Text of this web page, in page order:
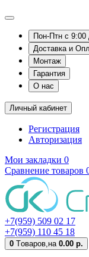
Пон-Птн с
Доставка и
Монтаж
Гарантия
О нас
Личный кабинет
Регистрация
Авторизация
Мои закладки 0
Сравнение товаров
+7(959) 509 02 17
+7(959) 110 45 18
0 Tоваров,на 0.00 р.